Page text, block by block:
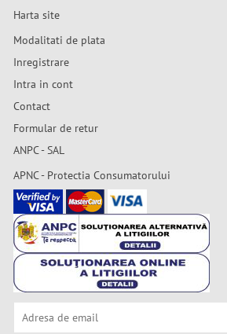
Harta site
Modalitati de plata
Inregistrare
Intra in cont
Contact
Formular de retur
ANPC - SAL
APNC - Protectia Consumatorului